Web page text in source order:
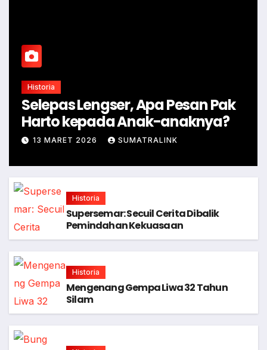
Historia
Selepas Lengser, Apa Pesan Pak
Harto kepada Anak-anaknya?
13 MARET 2026 SUMATRALINK
Historia
Supersemar: Secuil Cerita Dibalik
Pemindahan Kekuasaan
Historia
Mengenang Gempa Liwa 32 Tahun
Silam